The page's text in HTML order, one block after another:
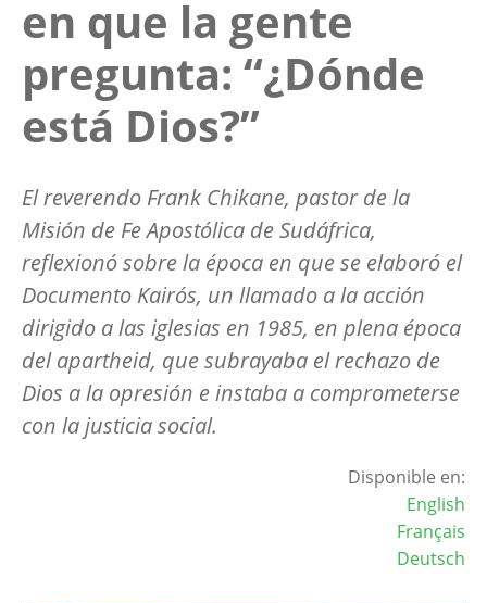
en que la gente
pregunta: “¿Dónde
está Dios?”
El reverendo Frank Chikane, pastor de la
Misión de Fe Apostólica de Sudáfrica,
reflexionó sobre la época en que se elaboró el
Documento Kairós, un llamado a la acción
dirigido a las iglesias en 1985, en plena época
delapartheid, que subrayaba el rechazo de
Dios a la opresión e instaba a comprometerse
con la justicia social.
Disponible en:
English
Français
Deutsch